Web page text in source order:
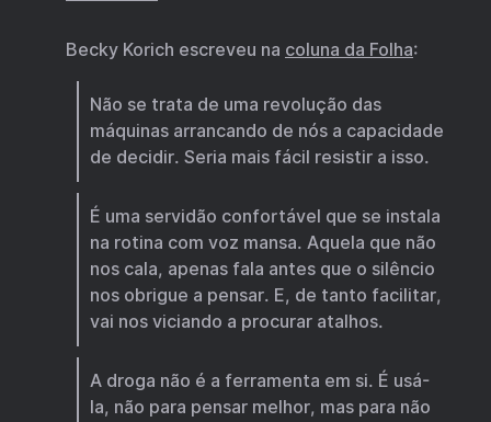
Becky Korich escreveu na coluna da Folha:
Não se trata de uma revolução das
máquinas arrancando de nós a capacidade
de decidir. Seria mais fácil resistir a isso.
É uma servidão confortável que se instala
na rotina com voz mansa. Aquela que não
nos cala, apenas fala antes que o silêncio
nos obrigue a pensar. E, de tanto facilitar,
vai nos viciando a procurar atalhos.
A droga não é a ferramenta em si. É usá-
la, não para pensar melhor, mas para não